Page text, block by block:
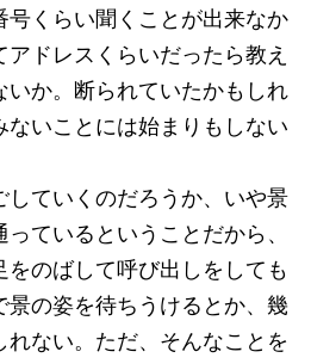
くらい聞くことが出来なか
ドレスくらいだったら教え
いか。断られていたかもしれ
ないことには始まりもしない
ていくのだろうか、いや景
ているということだから、
をのばして呼び出しをしても
景の姿を待ちうけるとか、幾
ない。ただ、そんなことを